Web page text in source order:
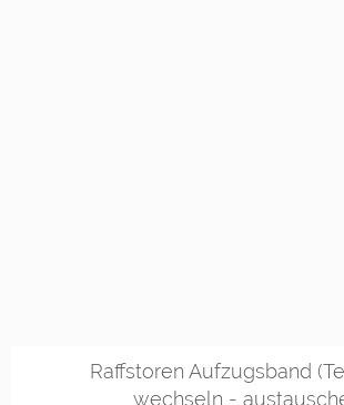
Raffstoren Aufzugsband
wechseln -